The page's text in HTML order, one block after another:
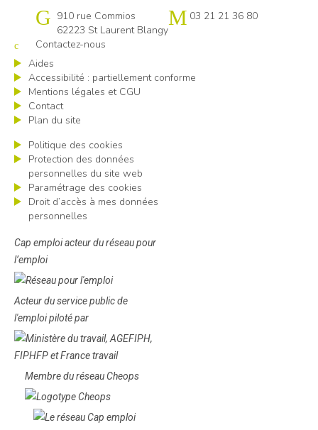
Cap emploi Pas-de-Calais centre
910 rue Commios
62223 St Laurent Blangy
03 21 21 36 80
Contactez-nous
Aides
Accessibilité : partiellement conforme
Mentions légales et CGU
Contact
Plan du site
Politique des cookies
Protection des données
personnelles du site web
Paramétrage des cookies
Droit d’accès à mes données
personnelles
Cap emploi acteur du réseau pour
l’emploi
Acteur du service public de
l'emploi piloté par
Membre du réseau Cheops